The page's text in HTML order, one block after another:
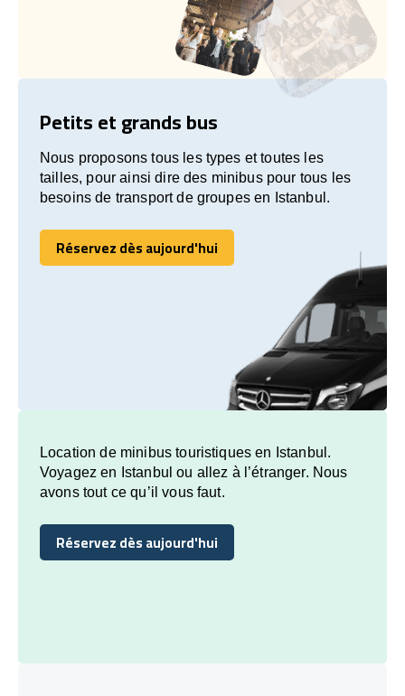
Petits et grands bus
Nous proposons tous les types et toutes les
tailles, pour ainsi dire des minibus pour tous les
besoins de transport de groupes en Istanbul.
Réservez dès aujourd'hui
Réservez dès aujourd'hui
Location de minibus touristiques en Istanbul.
Voyagez en Istanbul ou allez à l’étranger. Nous
avons tout ce qu’il vous faut.
Réservez dès aujourd'hui
Réservez dès aujourd'hui